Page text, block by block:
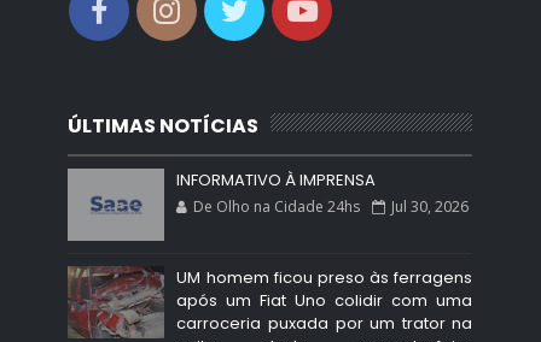
ÚLTIMAS NOTÍCIAS
INFORMATIVO À IMPRENSA
De Olho na Cidade 24hs Jul 30, 2026
UM homem ficou preso às ferragens
após um Fiat Uno colidir com uma
carroceria puxada por um trator na